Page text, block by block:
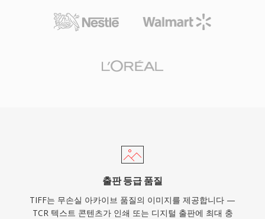
출판 등급 품질
TIFF는 무손실 아카이브 품질의 이미지를 제공합니다 —
TCR 텍스트 콘텐츠가 인쇄 또는 디지털 출판에 최대 충